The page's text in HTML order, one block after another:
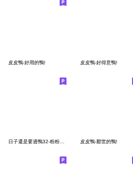
皮皮鴨-好用的鴨! 皮皮鴨-好得意鴨!
日子還是要過鴨32-粉粉的鴨 皮皮鴨-厭世的鴨!